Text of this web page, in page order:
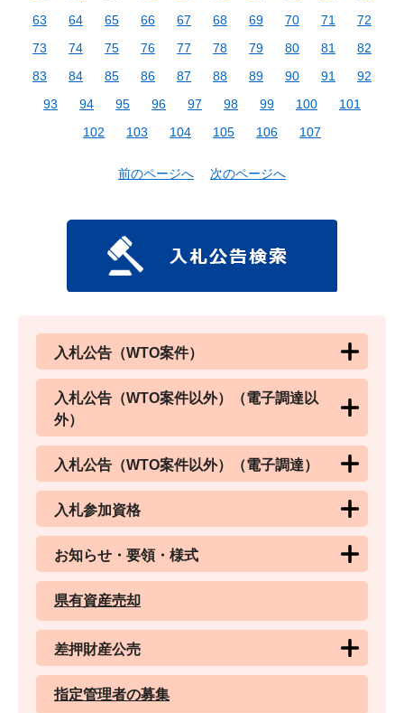
63
64 65 66 67 68 69 70 71
72
73
74 75 76 77 78 79 80 81
82
83
84 85 86 87 88 89 90 91
92
93
94 95 96 97 98 99 100
101
102
103 104 105 106 107
前のページへ 次のページへ
入札公告（WTO案件）
入札公告（WTO案件以外）（電子調達以
外）
入札公告（WTO案件以外）（電子調達）
入札参加資格
お知らせ・要領・様式
県有資産売却
差押財産公売
指定管理者の募集